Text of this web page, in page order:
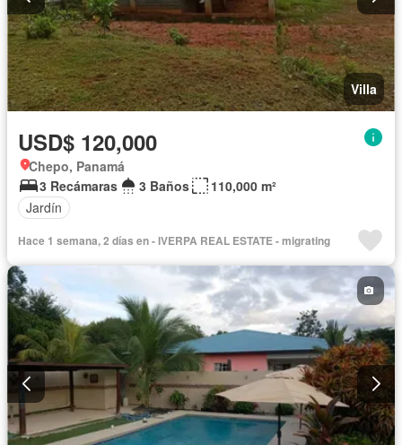
Villa
USD$ 120,000
Chepo, Panamá
3 Recámaras
3 Baños
110,000 m²
Jardín
Hace 1 semana, 2 días en - IVERPA REAL ESTATE - migrating